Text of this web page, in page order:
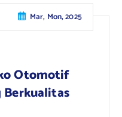
Mar, Mon, 2025
Otomotif
Berkualitas